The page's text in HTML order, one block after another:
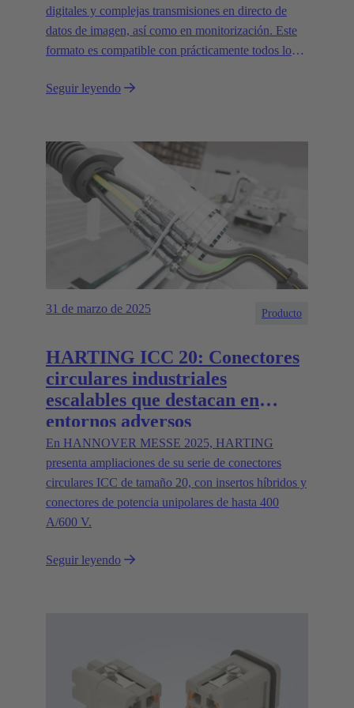
digitales y complejas transmisiones en directo de
datos de imagen, así como en monitorización. Este
formato es compatible con prácticamente todos los
transferencia de datos de hasta 20 Gbit/s.
Seguir leyendo
31 de marzo de 2025 Producto
HARTING ICC 20: Conectores
circulares industriales
escalables que destacan en
entornos adversos
En HANNOVER MESSE 2025, HARTING
presenta ampliaciones de su serie de conectores
circulares ICC de tamaño 20, con insertos híbridos y
conectores de potencia unipolares de hasta 400
A/600 V.
Seguir leyendo